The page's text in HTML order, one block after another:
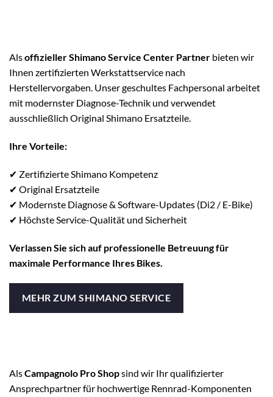
Alsoffizieller Shimano Service Center Partner bieten wir
Ihnen zertifizierten Werkstattservice nach
Herstellervorgaben. Unser geschultes Fachpersonal arbeitet
mit modernster Diagnose-Technik und verwendet
ausschließlich Original Shimano Ersatzteile.
Ihre Vorteile:
✔ Zertifizierte Shimano Kompetenz
✔ Original Ersatzteile
✔ Modernste Diagnose & Software-Updates (Di2 / E-Bike)
✔ Höchste Service-Qualität und Sicherheit
Verlassen Sie sich auf professionelle Betreuung für
maximale Performance Ihres Bikes.
MEHR ZUM SHIMANO SERVICE
AlsCampagnolo Pro Shopsind wir Ihr qualifizierter
Ansprechpartner für hochwertige Rennrad-Komponenten